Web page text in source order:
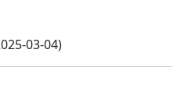
03-04)